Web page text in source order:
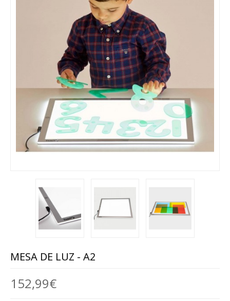
LINGUAGEM / ESCRITA
MATEMÁTICA
EDUCAÇÃO INCLUSIVA
LEGO / FEBER
FAZ DE CONTA
COZINHAS / ACESSÓRIOS / ...
BONECAS / CASAS / ...
ANIMAIS
MALAS DE VIAGEM
MOBILIÁRIO
MESAS
MESA DE LUZ - A2
152,99€